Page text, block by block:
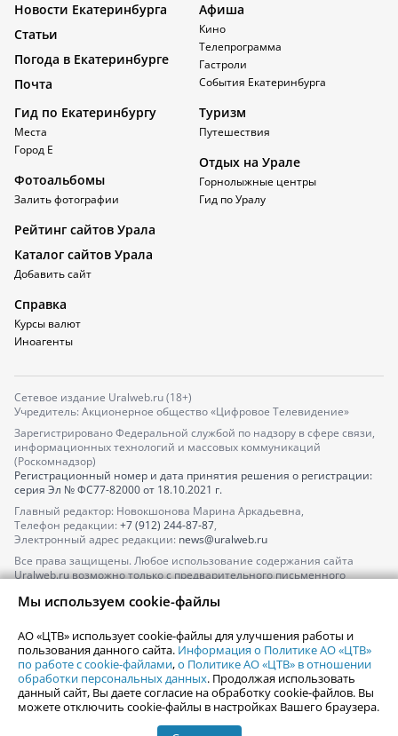
Новости Екатеринбурга
Статьи
Погода в Екатеринбурге
Почта
Афиша
Кино
Телепрограмма
Гастроли
События Екатеринбурга
Гид по Екатеринбургу
Места
Город Е
Фотоальбомы
Залить фотографии
Туризм
Путешествия
Отдых на Урале
Горнолыжные центры
Гид по Уралу
Рейтинг сайтов Урала
Каталог сайтов Урала
Добавить сайт
Справка
Курсы валют
Иноагенты
Сетевое издание Uralweb.ru (18+)
Учредитель: Акционерное общество «Цифровое Телевидение»
Зарегистрировано Федеральной службой по надзору в сфере связи,
информационных технологий и массовых коммуникаций
(Роскомнадзор)
Регистрационный номер и дата принятия решения о регистрации:
серия Эл № ФС77-82000от 18.10.2021 г.
Главный редактор: Новокшонова Марина Аркадьевна,
Телефон редакции: +7 (912) 244-87-87,
Электронный адрес редакции: news@uralweb.ru
Все права защищены. Любое использование содержания сайта
Uralweb.ru возможно только с предварительного письменного
По вопросам размещения рекламы обращайтесь по тел.
По вопросам размещения информации в разделе «Афиша»
afisha@uralweb.ru
Пользовательское соглашение на использование сайта
Политика АО «ЦТВ» в отношении обработки персональных данных
Мы используем cookie-файлы
АО «ЦТВ» использует cookie-файлы для улучшения работы и
пользования данного сайта. Информация о Политике АО «ЦТВ»
по работе с cookie-файлами,о Политике АО «ЦТВ» в отношении
обработки персональных данных. Продолжая использовать
данный сайт, Вы даете согласие на обработку cookie-файлов. Вы
можете отключить cookie-файлы в настройках Вашего браузера.